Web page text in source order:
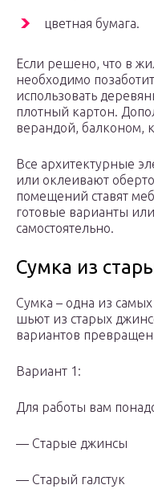
цветная бумага.
Если решено, что в
необходимо
использовать
плотный картон.
верандой, балконом,
Все архитектурные
или оклеивают
помещений ставят
готовые варианты
самостоятельно.
Сумка из
Сумка – одна из
шьют из старых
вариантов
Вариант 1:
Для работы вам
— Старые джинсы
— Старый галстук